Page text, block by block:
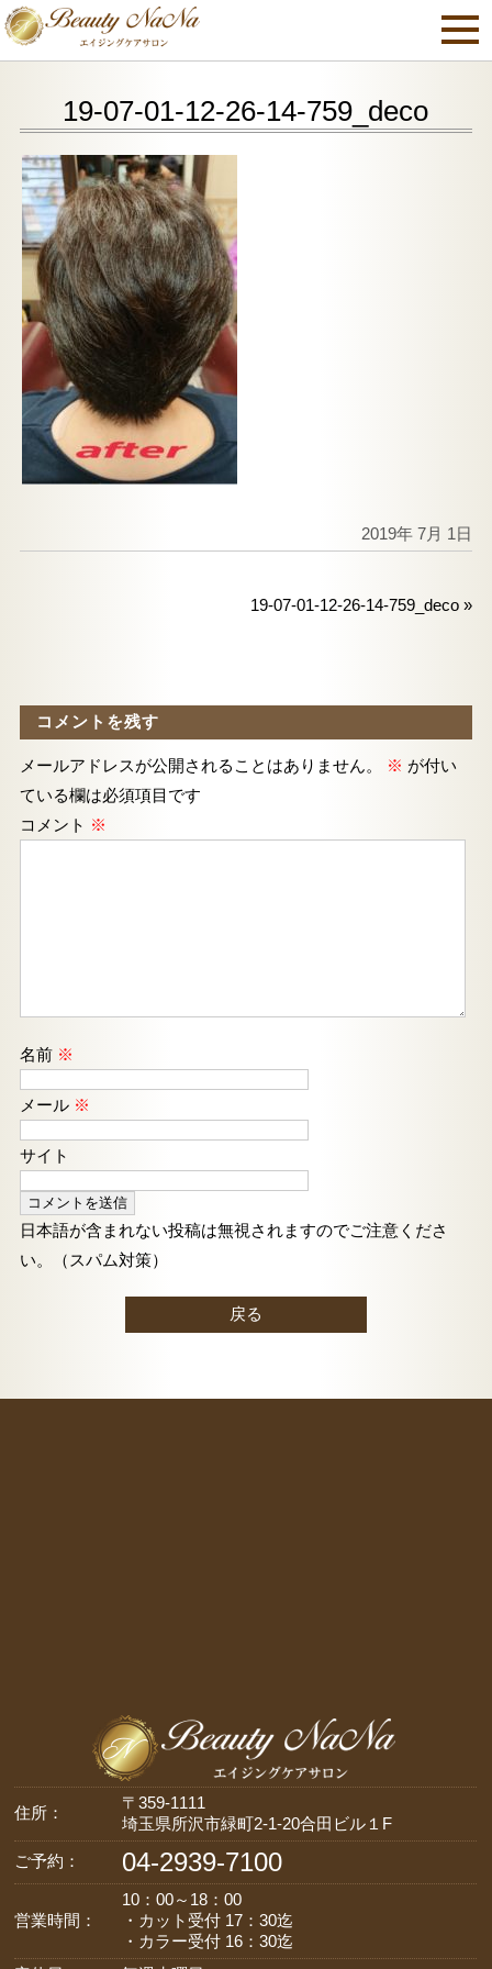
19-07-01-12-26-14-759_deco
2019年 7月 1日
19-07-01-12-26-14-759_deco »
コメントを残す
メールアドレスが公開されることはありません。 ※ が付い
ている欄は必須項目です
コメント ※
名前 ※
メール ※
サイト
日本語が含まれない投稿は無視されますのでご注意くださ
い。（スパム対策）
戻る
住所：
〒359-1111
埼玉県所沢市緑町2-1-20合田ビル１F
ご予約：
04-2939-7100
営業時間：
10：00～18：00
・カット受付 17：30迄
・カラー受付 16：30迄